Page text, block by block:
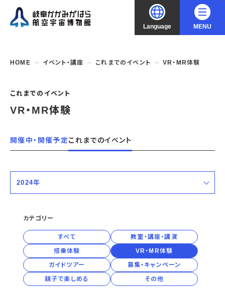
Language
中文（简化字）
中文（繁體字）
MENU
開館時間・休館日
年間パスポート
フロアガイド
バリアフリー・音声ガイド
企画展・常設展示
これまでの企画展
航空エリア
宇宙エリア
屋外展示
その他の展示
シアタールーム上映
操縦シミュレーション体験
イベント・講座
開催中・開催予定のイベント
ガイドツアー
イベントカレンダー
予約申し込み
これまでのイベント
収蔵品検索
資料の貸出
地域との連携
レンタルそらはく
空宙博ボランティア
一般団体
福祉団体
子ども会・スポーツ少年団等
学校団体
学校・教育関係
学校・教育関係の方へ
遠足・社会見学
展示・イベントカレンダー
イベント予約申し込み
チャレンジそらはく
スタッフコラム お知らせ
HOME イベント・講座 これまでのイベント VR・MR体験
これまでのイベント
VR・MR体験
開催中・開催予定これまでのイベント
2024年
2026年
2025年
カテゴリー
すべて
教室・講座・講演
搭乗体験
VR・MR体験
ガイドツアー
募集・キャンペーン
親子で楽しめる
その他